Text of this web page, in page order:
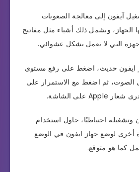
آيفون إلى معالجة الصعوبات
الجهاز، ويشمل ذلك أشياء مثل مفاتيح
التي لا تعمل بشكل عشوائي.
ايفون حديث، اضغط على رفع مستوى
ثم اضغط مع الاستمرار على
وتشغيله احتياطيًا، حاول استخدام
أخرى لوضع جهاز ايفون في الوضع
كما هو متوقع.